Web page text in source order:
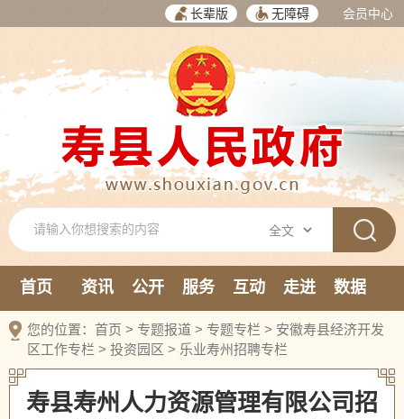
长辈版 无障碍 会员中心
首页 资讯 公开 服务 互动 走进
数据
新媒体
您的位置： 首页 > 专题报道 > 专题专栏 > 安徽寿县经济开发
区工作专栏 > 投资园区 > 乐业寿州招聘专栏
寿县寿州人力资源管理有限公司招